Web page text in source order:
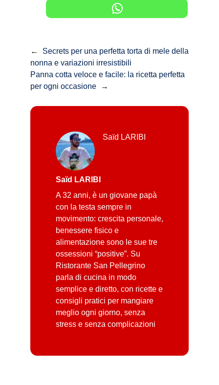
←
Secrets per una perfetta torta di mele della
nonna e variazioni irresistibili
Panna cotta veloce e facile: la ricetta perfetta
per ogni occasione
→
Saïd LARIBI
Saïd LARIBI
A 32 anni, è un giovane papà
con la testa sempre in
movimento: crescita personale,
benessere fisico e
alimentazione sono le sue tre
ossessioni “positive”. Su
Ristorante San Pellegrino
parla di cucina in modo
semplice e diretto, con ricette e
consigli pratici per mangiare
meglio ogni giorno, senza
stress e senza complicazioni